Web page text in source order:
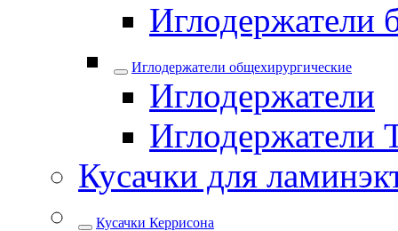
Иглодержатели
Иглодержатели общехирургические
Иглодержатели
Иглодержатели
Кусачки для
Кусачки Керрисона